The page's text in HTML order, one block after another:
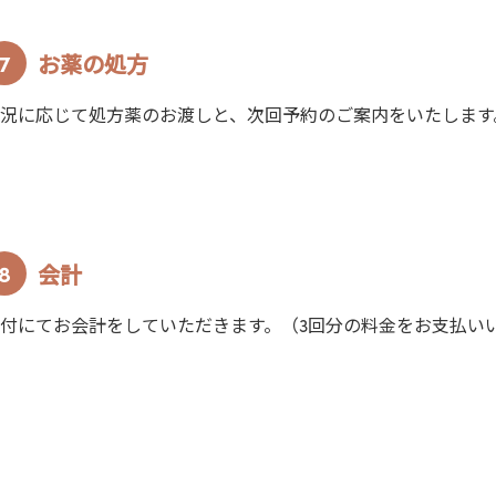
お薬の処方
に応じて処方薬のお渡しと、次回予約のご案内をいたします
会計
にてお会計をしていただきます。（3回分の料金をお支払い